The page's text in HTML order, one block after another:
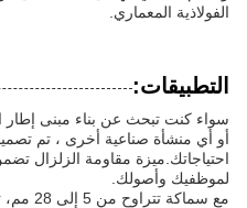
الفولاذية المعماري.
التطبيقات:
سواء كنت تبحث عن بناء مبنى إطار
احتياجاتك.ميزة مقاومة الزلزال
لموظفيك وأصولك.
مع